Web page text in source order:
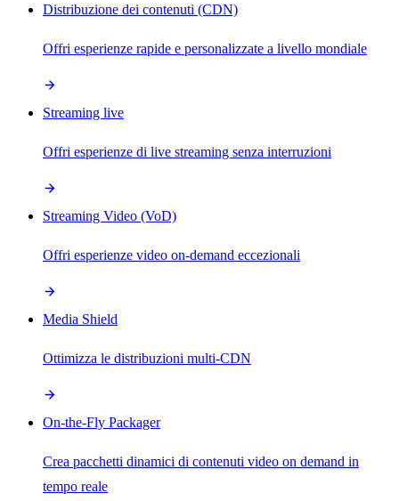
Distribuzione dei contenuti (CDN)
Offri esperienze rapide e personalizzate a livello mondiale
Streaming live
Offri esperienze di live streaming senza interruzioni
Streaming Video (VoD)
Offri esperienze video on-demand eccezionali
Media Shield
Ottimizza le distribuzioni multi-CDN
On-the-Fly Packager
Crea pacchetti dinamici di contenuti video on demand in
tempo reale